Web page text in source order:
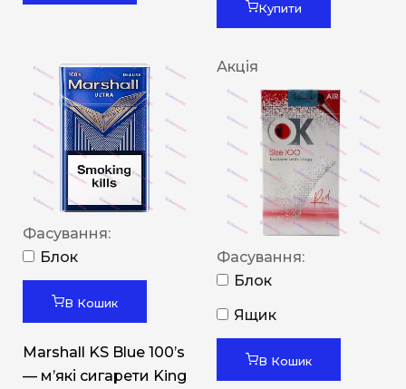
Купити
Фасування:
Блок
В Кошик
Marshall KS Blue 100’s
— м’які сигарети King
Акція
Фасування:
Блок
Ящик
В Кошик